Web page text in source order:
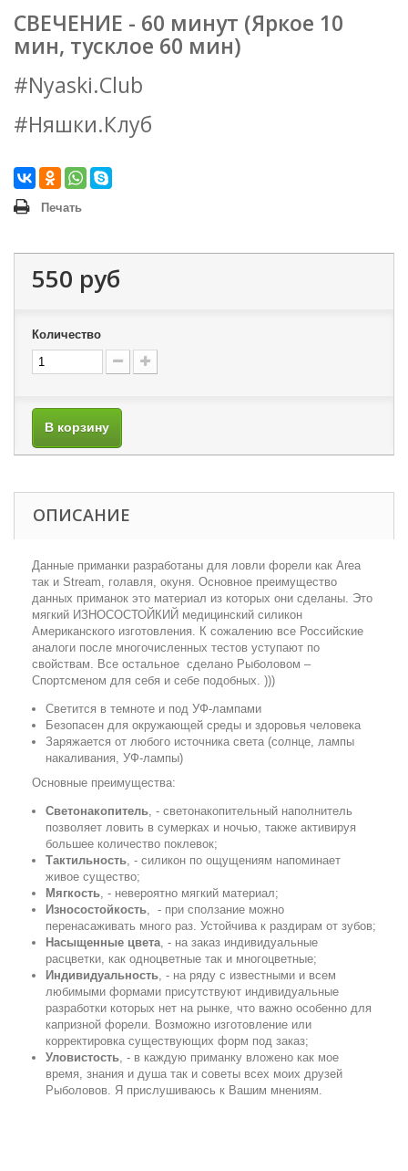
СВЕЧЕНИЕ - 60 минут (Яркое 10
мин, тусклое 60 мин)
#Nyaski.Club
#Няшки.Клуб
Печать
550 руб
Количество
В корзину
ОПИСАНИЕ
Данные приманки разработаны для ловли форели как Area
так и Stream, голавля, окуня. Основное преимущество
данных приманок это материал из которых они сделаны. Это
мягкий ИЗНОСОСТОЙКИЙ медицинский силикон
Американского изготовления. К сожалению все Российские
аналоги после многочисленных тестов уступают по
свойствам. Все остальное сделано Рыболовом –
Спортсменом для себя и себе подобных. )))
Светится в темноте и под УФ-лампами
Безопасен для окружающей среды и здоровья человека
Заряжается от любого источника света (солнце, лампы
накаливания, УФ-лампы)
Основные преимущества:
Светонакопитель, - светонакопительный наполнитель
позволяет ловить в сумерках и ночью, также активируя
большее количество поклевок;
Тактильность, - силикон по ощущениям напоминает
живое существо;
Мягкость, - невероятно мягкий материал;
Износостойкость, - при сползание можно
перенасаживать много раз. Устойчива к раздирам от зубов;
Насыщенные цвета, - на заказ индивидуальные
расцветки, как одноцветные так и многоцветные;
Индивидуальность, - на ряду с известными и всем
любимыми формами присутствуют индивидуальные
разработки которых нет на рынке, что важно особенно для
капризной форели. Возможно изготовление или
корректировка существующих форм под заказ;
Уловистость, - в каждую приманку вложено как мое
время, знания и душа так и советы всех моих друзей
Рыболовов. Я прислушиваюсь к Вашим мнениям.